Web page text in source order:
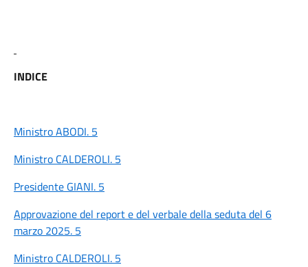
INDICE
Ministro ABODI. 5
Ministro CALDEROLI. 5
Presidente GIANI. 5
Approvazione del report e del verbale della seduta del 6
marzo 2025. 5
Ministro CALDEROLI. 5